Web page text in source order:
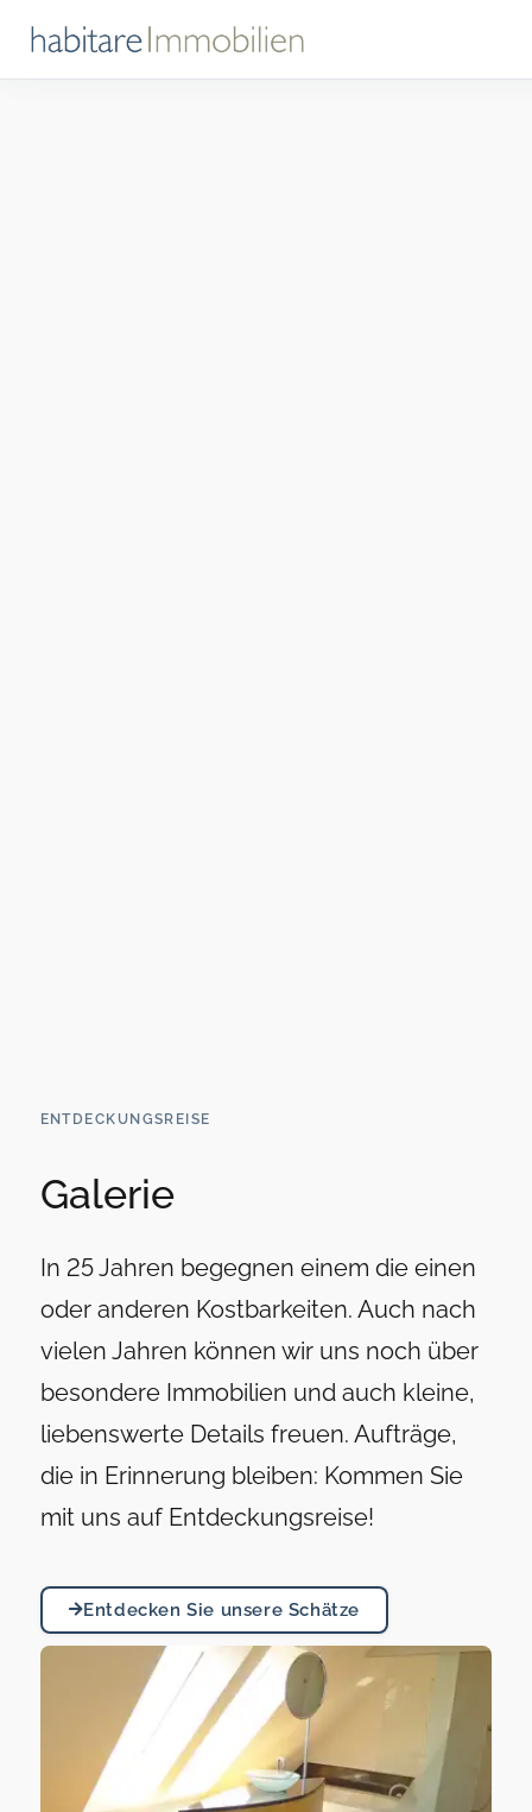
ENTDECKUNGSREISE
Galerie
In 25 Jahren begegnen einem die einen
oder anderen Kostbarkeiten. Auch nach
vielen Jahren können wir uns noch über
besondere Immobilien und auch kleine,
liebenswerte Details freuen. Aufträge,
die in Erinnerung bleiben: Kommen Sie
mit uns auf Entdeckungsreise!
Entdecken Sie unsere Schätze